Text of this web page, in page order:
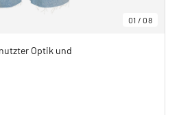
01 /08
Optik und